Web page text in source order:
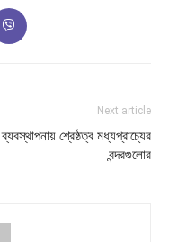
Next article
ব্যবস্থাপনায় শ্রেষ্ঠত্ব মধ্যপ্রাচ্যের
বন্দরগুলোর